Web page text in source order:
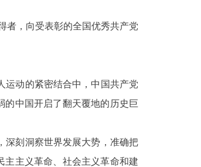
者，向受表彰的全国优秀共产党
运动的紧密结合中，中国共产党
的中国开启了翻天覆地的历史巨
深刻洞察世界发展大势，准确把
主主义革命、社会主义革命和建